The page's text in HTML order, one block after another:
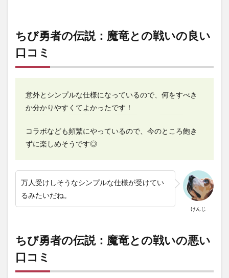
ちび勇者の伝説：魔竜との戦いの良い
口コミ
意外とシンプルな仕様になっているので、何をすべき
か分かりやすくてよかったです！
コラボなども頻繁にやっているので、今のところ飽き
ずに楽しめそうです◎
けんじ
万人受けしそうなシンプルな仕様が受けてい
るみたいだね。
ちび勇者の伝説：魔竜との戦いの悪い
口コミ